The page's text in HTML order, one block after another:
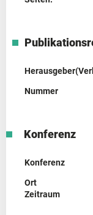
Nummer
Konferenz
Konferenz
Ort
Zeitraum